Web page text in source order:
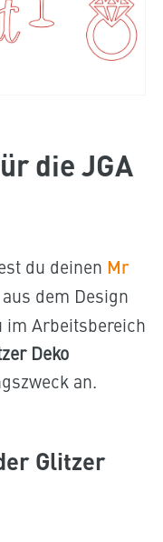
die JGA
du deinen Mr
dem Design
im Arbeitsbereich
Deko
an.
Glitzer